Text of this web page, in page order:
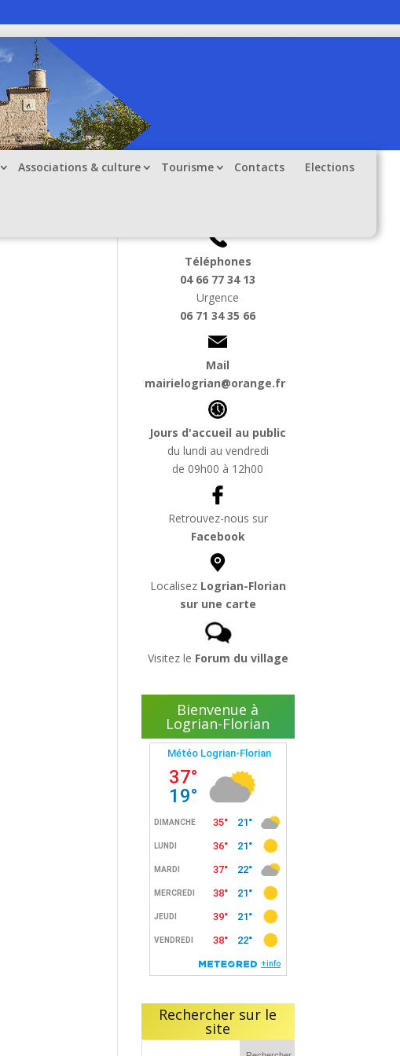
Associations & culture Tourisme Contacts Elections
Téléphones
04 66 77 34 13
Urgence
06 71 34 35 66
Mail
mairielogrian@orange.fr
Jours d'accueil au public
du lundi au vendredi
de 09h00 à 12h00
Retrouvez-nous sur
Facebook
Localisez Logrian-Florian
sur une carte
Visitez le Forum du village
Bienvenue à
Logrian-Florian
Rechercher sur le
site